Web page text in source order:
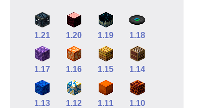
1.21 1.20 1.19 1.18
1.17 1.16 1.15 1.14
1.13 1.12 1.11 1.10